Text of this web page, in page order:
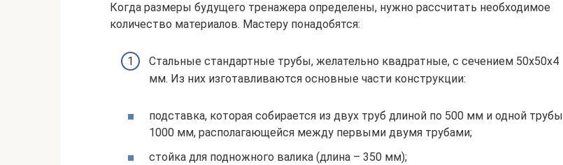
Когда размеры будущего тренажера определены, нужно рассчитать необходимое
количество материалов. Мастеру понадобятся:
Стальные стандартные трубы, желательно квадратные, с сечением 50х50х4
мм. Из них изготавливаются основные части конструкции:
подставка, которая собирается из двух труб длиной по 500 мм и одной трубы
1000 мм, располагающейся между первыми двумя трубами;
стойка для подножного валика (длина – 350 мм);